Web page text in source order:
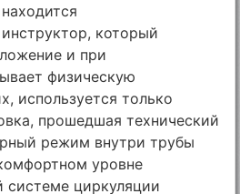
который
и при
физическую
используется только
прошедшая технический
режим внутри трубы
уровне
системе циркуляции